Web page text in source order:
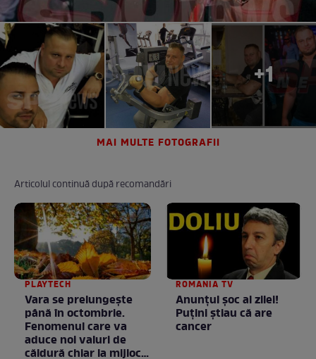
+1
MAI MULTE FOTOGRAFII
Articolul continuă după recomandări
PLAYTECH
Vara se prelungeşte
până în octombrie.
Fenomenul care va
aduce noi valuri de
căldură chiar la mijlocul
ROMANIA TV
Anunţul şoc al zilei!
Puţini ştiau că are
cancer